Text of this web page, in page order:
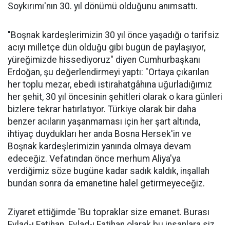
Soykırımı'nın 30. yıl dönümü olduğunu anımsattı.
"Boşnak kardeşlerimizin 30 yıl önce yaşadığı o tarifsiz
acıyı milletçe dün olduğu gibi bugün de paylaşıyor,
yüreğimizde hissediyoruz" diyen Cumhurbaşkanı
Erdoğan, şu değerlendirmeyi yaptı: "Ortaya çıkarılan
her toplu mezar, ebedi istirahatgâhına uğurladığımız
her şehit, 30 yıl öncesinin şehitleri olarak o kara günleri
bizlere tekrar hatırlatıyor. Türkiye olarak bir daha
benzer acıların yaşanmaması için her şart altında,
ihtiyaç duydukları her anda Bosna Hersek'in ve
Boşnak kardeşlerimizin yanında olmaya devam
edeceğiz. Vefatından önce merhum Aliya'ya
verdiğimiz söze bugüne kadar sadık kaldık, inşallah
bundan sonra da emanetine halel getirmeyeceğiz.
Ziyaret ettiğimde 'Bu topraklar size emanet. Burası